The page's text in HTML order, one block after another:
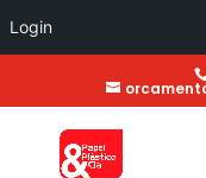
Login